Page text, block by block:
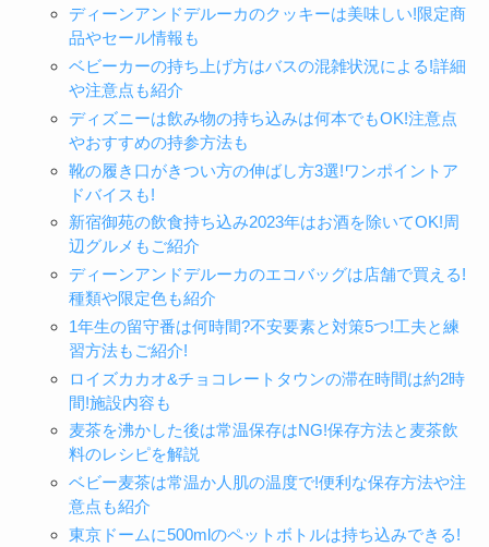
ディーンアンドデルーカのクッキーは美味しい!限定商
品やセール情報も
ベビーカーの持ち上げ方はバスの混雑状況による!詳細
や注意点も紹介
ディズニーは飲み物の持ち込みは何本でもOK!注意点
やおすすめの持参方法も
靴の履き口がきつい方の伸ばし方3選!ワンポイントア
ドバイスも!
新宿御苑の飲食持ち込み2023年はお酒を除いてOK!周
辺グルメもご紹介
ディーンアンドデルーカのエコバッグは店舗で買える!
種類や限定色も紹介
1年生の留守番は何時間?不安要素と対策5つ!工夫と練
習方法もご紹介!
ロイズカカオ&チョコレートタウンの滞在時間は約2時
間!施設内容も
麦茶を沸かした後は常温保存はNG!保存方法と麦茶飲
料のレシピを解説
ベビー麦茶は常温か人肌の温度で!便利な保存方法や注
意点も紹介
東京ドームに500mlのペットボトルは持ち込みできる!